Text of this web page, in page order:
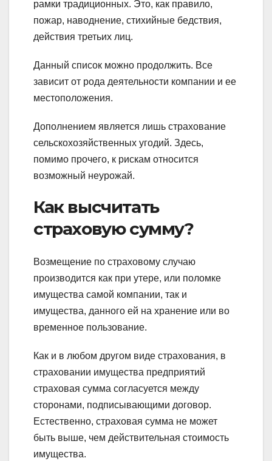
рамки традиционных. Это, как правило,
пожар, наводнение, стихийные бедствия,
действия третьих лиц.
Данный список можно продолжить. Все
зависит от рода деятельности компании и ее
местоположения.
Дополнением является лишь страхование
сельскохозяйственных угодий. Здесь,
помимо прочего, к рискам относится
возможный неурожай.
Как высчитать
страховую сумму?
Возмещение по страховому случаю
производится как при утере, или поломке
имущества самой компании, так и
имущества, данного ей на хранение или во
временное пользование.
Как и в любом другом виде страхования, в
страховании имущества предприятий
страховая сумма согласуется между
сторонами, подписывающими договор.
Естественно, страховая сумма не может
быть выше, чем действительная стоимость
имущества.